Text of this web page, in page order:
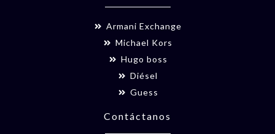
Armani Exchange
Michael Kors
Hugo boss
Diésel
Guess
Contáctanos